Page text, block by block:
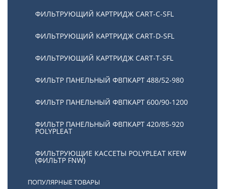
ФИЛЬТРУЮЩИЙ КАРТРИДЖ CART-C-SFL
ФИЛЬТРУЮЩИЙ КАРТРИДЖ CART-D-SFL
ФИЛЬТРУЮЩИЙ КАРТРИДЖ CART-T-SFL
ФИЛЬТР ПАНЕЛЬНЫЙ ФВПКАРТ 488/52-980
ФИЛЬТР ПАНЕЛЬНЫЙ ФВПКАРТ 600/90-1200
ФИЛЬТР ПАНЕЛЬНЫЙ ФВПКАРТ 420/85-920
POLYPLEAT
ФИЛЬТРУЮЩИЕ КАССЕТЫ POLYPLEAT KFEW
(ФИЛЬТР FNW)
ПОПУЛЯРНЫЕ ТОВАРЫ